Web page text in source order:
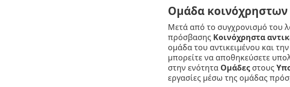
Ομάδα κοινόχρηστων
Μετά από το συγχρονισμό του
πρόσβασης Κοινόχρηστα
ομάδα του αντικειμένου και
μπορείτε να αποθηκεύσετε
στην ενότητα Ομάδεςστους
εργασίες μέσω της ομάδας